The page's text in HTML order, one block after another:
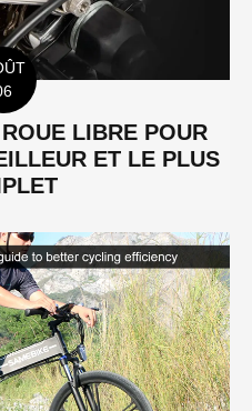
LIBRE POUR
ET LE PLUS